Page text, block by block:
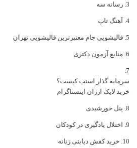
رسانه سه
آهنگ تاپ
قالیشویی جام معتبرترین قالیشویی تهران
منابع آزمون دکتری
سرمایه گذار اسنپ کیست؟
خرید لایک ارزان اینستاگرام
پنل خورشیدی
اختلال یادگیری در کودکان
خرید کفش دیابتی زنانه